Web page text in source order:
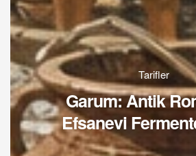
Tarifler
Garum: Antik
Efsanevi